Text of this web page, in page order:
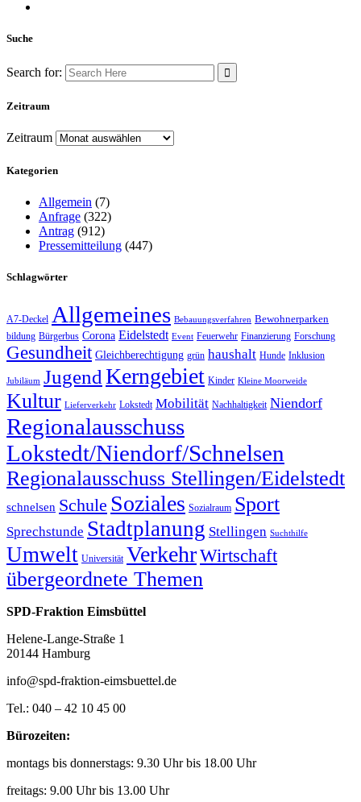
Suche
Search for:
Zeitraum
Zeitraum
Kategorien
Allgemein (7)
Anfrage (322)
Antrag (912)
Pressemitteilung (447)
Schlagwörter
A7-Deckel Allgemeines Bebauungsverfahren Bewohnerparken
bildung Bürgerbus Corona Eidelstedt Event Feuerwehr Finanzierung Forschung
Gesundheit Gleichberechtigung grün haushalt Hunde Inklusion
Jubiläum Jugend Kerngebiet Kinder Kleine Moorweide
Kultur Lieferverkehr Lokstedt Mobilität Nachhaltigkeit Niendorf
Regionalausschuss
Lokstedt/Niendorf/Schnelsen
Regionalausschuss Stellingen/Eidelstedt
schnelsen Schule Soziales Sozialraum Sport
Sprechstunde Stadtplanung Stellingen Suchthilfe
Umwelt Universität VerkehrWirtschaft
übergeordnete Themen
SPD-Fraktion Eimsbüttel
Helene-Lange-Straße 1
20144 Hamburg
info@spd-fraktion-eimsbuettel.de
Tel.: 040 – 42 10 45 00
Bürozeiten:
montags bis donnerstags: 9.30 Uhr bis 18.00 Uhr
freitags: 9.00 Uhr bis 13.00 Uhr